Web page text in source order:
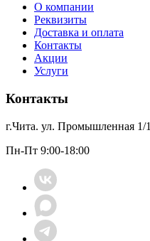
О компании
Реквизиты
Доставка и оплата
Контакты
Акции
Услуги
Контакты
г.Чита. ул. Промышленная 1/1
Пн-Пт 9:00-18:00